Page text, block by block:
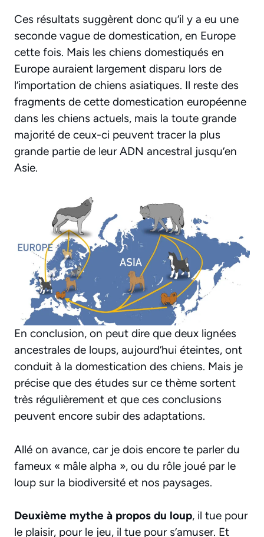
Ces résultats suggèrent donc qu’il y a eu une
seconde vague de domestication, en Europe
cette fois. Mais les chiens domestiqués en
Europe auraient largement disparu lors de
l’importation de chiens asiatiques. Il reste des
fragments de cette domestication européenne
dans les chiens actuels, mais la toute grande
majorité de ceux-ci peuvent tracer la plus
grande partie de leur ADN ancestral jusqu’en
Asie.
En conclusion, on peut dire que deux lignées
ancestrales de loups, aujourd’hui éteintes, ont
conduit à la domestication des chiens. Mais je
précise que des études sur ce thème sortent
très régulièrement et que ces conclusions
peuvent encore subir des adaptations.
Allé on avance, car je dois encore te parler du
fameux « mâle alpha », ou du rôle joué par le
loup sur la biodiversité et nos paysages.
Deuxième mythe à propos du loup, il tue pour
le plaisir, pour le jeu, il tue pour s’amuser. Et